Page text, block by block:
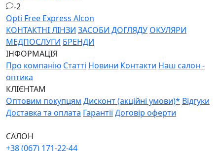
-2
Opti Free Express Alcon
КОНТАКТНІ ЛІНЗИ ЗАСОБИ ДОГЛЯДУ ОКУЛЯРИ
МЕДПОСЛУГИ БРЕНДИ
ІНФОРМАЦІЯ
Про компанію Статті Новини Контакти Наш салон -
оптика
КЛІЄНТАМ
Оптовим покупцям Дисконт (акційні умови)* Відгуки
Доставка та оплата ГарантіїДоговір оферти
САЛОН
+38 (067) 171-22-44